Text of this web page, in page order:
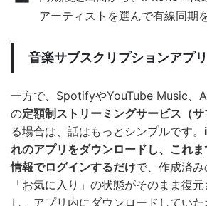
アーティストを選んで有線同期
音楽サブスクリプションアプ
一方で、SpotifyやYouTube Music、
の定額制ストリーミングサービス（サ
る場合は、話はもっとシンプルです。
れのアプリをダウンロードし、これ
情報でログインするだけで、作成済
「お気に入り」の状態がそのまま復
し、アプリ内にダウンロードしてい